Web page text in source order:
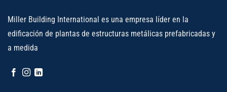
Miller Building International es una empresa líder en la
edificación de plantas de estructuras metálicas prefabricadas y
a medida